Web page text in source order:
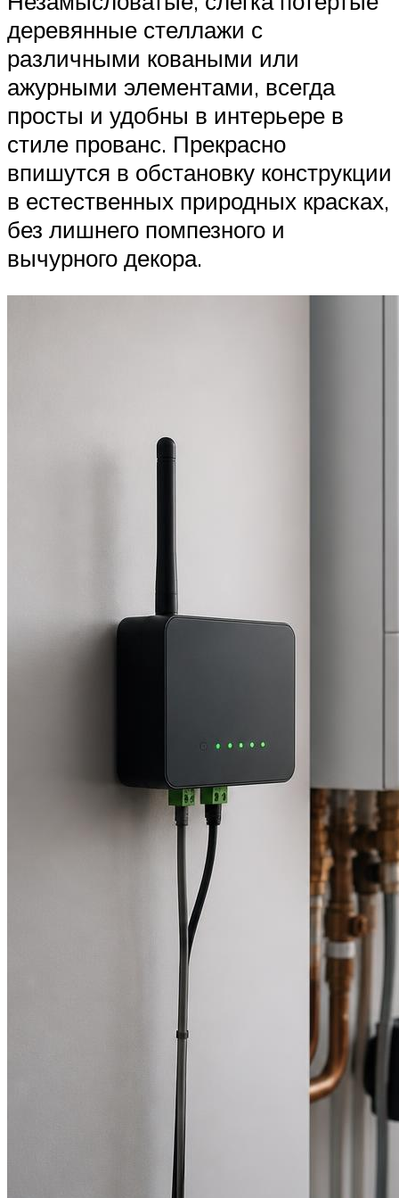
деревянные стеллажи с
различными коваными или
ажурными элементами, всегда
просты и удобны в интерьере в
стиле прованс. Прекрасно
впишутся в обстановку конструкции
в естественных природных красках,
без лишнего помпезного и
вычурного декора.